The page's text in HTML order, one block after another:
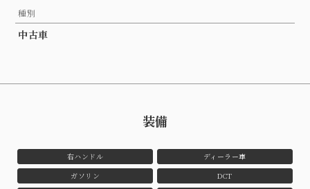
種別
中古車
装備
右ハンドル
ディーラー車
ガソリン
DCT